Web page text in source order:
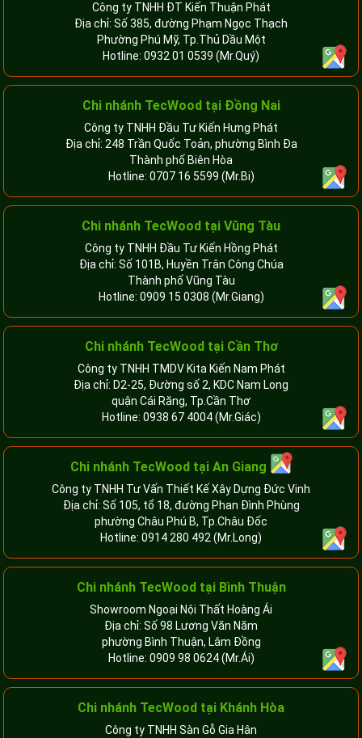
Công ty TNHH ĐT Kiến Thuận Phát
Địa chỉ: Số 385, đường Phạm Ngọc Thạch
Phường Phú Mỹ, Tp.Thủ Dầu Một
Hotline: 0932 01 0539 (Mr.Quý)
Chi nhánh TecWood tại Đồng Nai
Công ty TNHH Đầu Tư Kiến Hưng Phát
Địa chỉ: 248 Trần Quốc Toản, phường Bình Đa
Thành phố Biên Hòa
Hotline: 0707 16 5599 (Mr.Bi)
Chi nhánh TecWood tại Vũng Tàu
Công ty TNHH Đầu Tư Kiến Hồng Phát
Địa chỉ: Số 101B, Huyền Trân Công Chúa
Thành phố Vũng Tàu
Hotline: 0909 15 0308 (Mr.Giang)
Chi nhánh TecWood tại Cần Thơ
Công ty TNHH TMDV Kita Kiến Nam Phát
Địa chỉ: D2-25, Đường số 2, KDC Nam Long
quận Cái Răng, Tp.Cần Thơ
Hotline: 0938 67 4004(Mr.Giác)
Chi nhánh TecWood tại An Giang
Công ty TNHH Tư Vấn Thiết Kế Xây Dựng Đức Vinh
Địa chỉ: Số 105, tổ 18, đường Phan Đình Phùng
phường Châu Phú B, Tp.Châu Đốc
Hotline: 0914 280 492(Mr.Long)
Chi nhánh TecWood tại Bình Thuận
Showroom Ngoại Nội Thất Hoàng Ái
Địa chỉ: Số 98 Lương Văn Năm
phường Bình Thuận, Lâm Đồng
Hotline: 0909 98 0624(Mr.Ái)
Chi nhánh TecWood tại Khánh Hòa
Công ty TNHH Sàn Gỗ Gia Hân